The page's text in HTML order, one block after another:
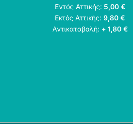
Εντός Αττικής: 5,00 €
Εκτός Αττικής:9,80 €
Αντικαταβολή: + 1,80 €